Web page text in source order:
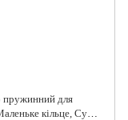
для
кільце, Су